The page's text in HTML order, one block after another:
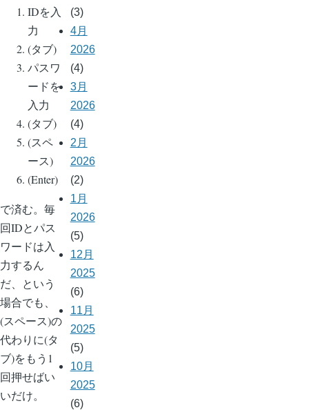
IDを入
力
(タブ)
パスワ
ードを
入力
(タブ)
(スペ
ース)
(Enter)
で済む。毎
回IDとパス
ワードは入
力するん
だ、という
場合でも、
(スペース)の
代わりに(タ
ブ)をもう1
回押せばい
いだけ。
(3)
4月
2026
(4)
3月
2026
(4)
2月
2026
(2)
1月
2026
(5)
12月
2025
(6)
11月
2025
(5)
10月
2025
(6)